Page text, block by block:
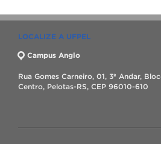
LOCALIZE A UFPEL
Campus Anglo
Rua Gomes Carneiro, 01, 3º Andar,
Centro, Pelotas-RS, CEP 96010-610